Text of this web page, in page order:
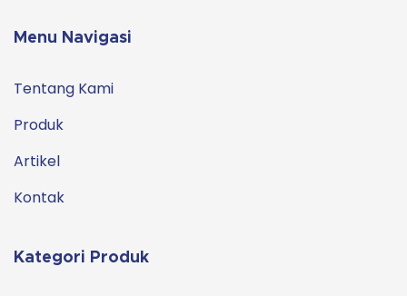
Menu Navigasi
Tentang Kami
Produk
Artikel
Kontak
Kategori Produk